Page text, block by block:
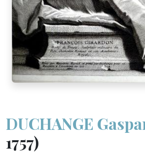
DUCHANGE
1757)